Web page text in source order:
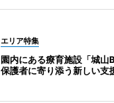
エリア特集
園内にある療育施設「城
保護者に寄り添う新しい支